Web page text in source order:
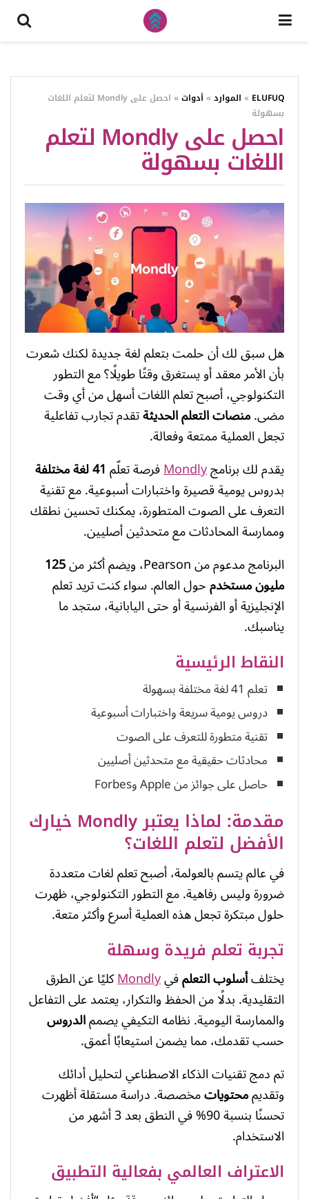
ELUFUQ
» الموارد »أدوات »
احصل على Mondly لتعلم اللغات
بسهولة
احصل على Mondly لتعلم
اللغات بسهولة
هل سبق لك أن حلمت بتعلم لغة جديدة لكنك شعرت
بأن الأمر معقد أو يستغرق وقتًا طويلًا؟ مع التطور
التكنولوجي، أصبح تعلم اللغات أسهل من أي وقت
مضى.منصات التعلم الحديثةتقدم تجارب تفاعلية
تجعل العملية ممتعة وفعالة.
يقدم لك برنامجMondlyفرصة تعلّم41 لغة مختلفة
بدروس يومية قصيرة واختبارات أسبوعية. مع تقنية
التعرف على الصوت المتطورة، يمكنك تحسين نطقك
وممارسة المحادثات مع متحدثين أصليين.
البرنامج مدعوم من Pearson، ويضم أكثر من
125
مليون مستخدمحول العالم. سواء كنت تريد تعلم
الإنجليزية أو الفرنسية أو حتى اليابانية، ستجد ما
يناسبك.
النقاط الرئيسية
تعلم 41 لغة مختلفة بسهولة
دروس يومية سريعة واختبارات أسبوعية
تقنية متطورة للتعرف على الصوت
محادثات حقيقية مع متحدثين أصليين
حاصل على جوائز من Apple وForbes
مقدمة: لماذا يعتبر Mondly خيارك
الأفضل لتعلم اللغات؟
في عالم يتسم بالعولمة، أصبح تعلم لغات متعددة
ضرورة وليس رفاهية. مع التطور التكنولوجي، ظهرت
حلول مبتكرة تجعل هذه العملية أسرع وأكثر متعة.
تجربة تعلم فريدة وسهلة
يختلفأسلوب التعلمفيMondlyكليًا عن الطرق
التقليدية. بدلًا من الحفظ والتكرار، يعتمد على التفاعل
والممارسة اليومية. نظامه التكيفي يصممالدروس
حسب تقدمك، مما يضمن استيعابًا أعمق.
تم دمج تقنيات الذكاء الاصطناعي لتحليل أدائك
وتقديممحتوياتمخصصة. دراسة مستقلة أظهرت
تحسنًا بنسبة 90% في النطق بعد 3 أشهر من
الاستخدام.
الاعتراف العالمي بفعالية التطبيق